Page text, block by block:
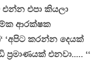
එපා කියලා
ආරක්ෂක
‘අපිට කරන්න දෙයක්
ප්‍රමාණයක් එනවා….. ‘‘